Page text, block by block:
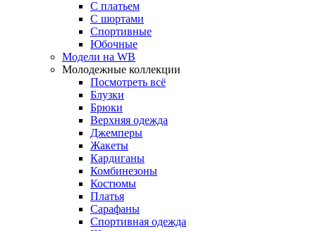
С платьем
С шортами
Спортивные
Юбочные
Модели на WB
Молодежные коллекции
Посмотреть всё
Блузки
Брюки
Верхняя одежда
Джемперы
Жакеты
Кардиганы
Комбинезоны
Костюмы
Платья
Сарафаны
Спортивная одежда